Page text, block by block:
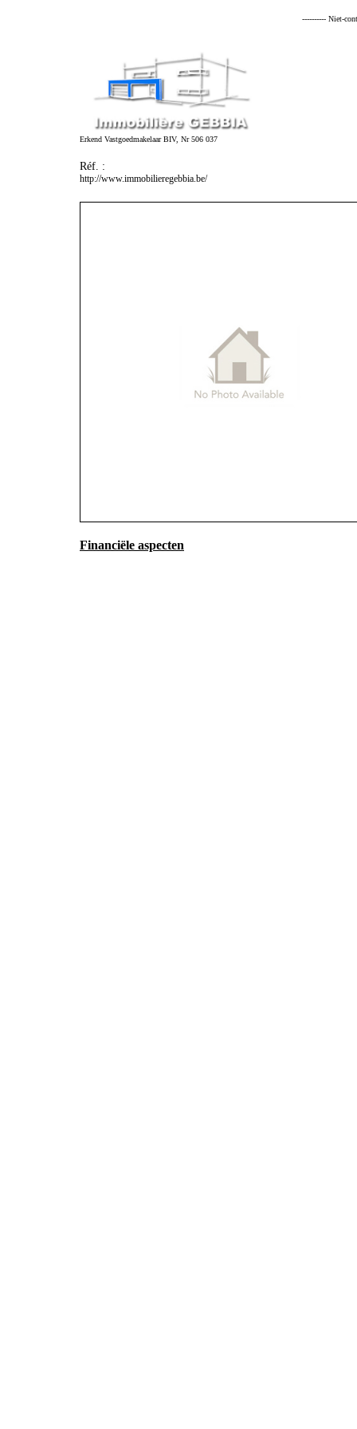
---------- Niet-
Erkend Vastgoedmakelaar BIV, Nr 506 037
Réf. :
http://www.immobilieregebbia.be/
Financiële aspecten